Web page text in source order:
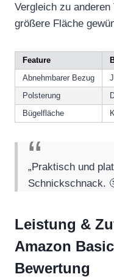
Vergleich zu
größere Fläche
Feature
Abnehmbarer Bezug
Polsterung
Bügelfläche
„Praktisch und
Schnickschnack.
Leistung &
Amazon
Bewertung